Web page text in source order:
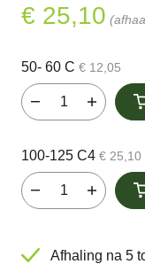
€ 25,10
50- 60 C € 12,05
100-125 C4 € 25,10
Afhaling na 5